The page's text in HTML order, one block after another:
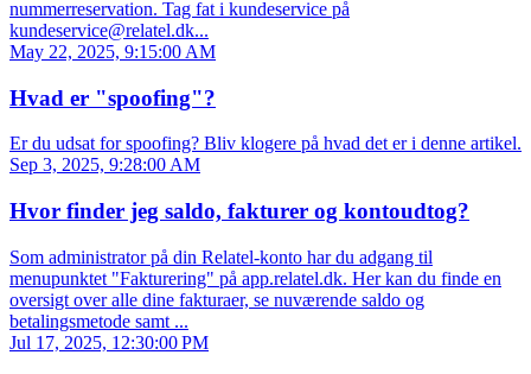
nummerreservation. Tag fat i kundeservice på
kundeservice@relatel.dk...
May 22, 2025, 9:15:00 AM
Hvad er "spoofing"?
Er du udsat for spoofing? Bliv klogere på hvad det er i denne artikel.
Sep 3, 2025, 9:28:00 AM
Hvor finder jeg saldo, fakturer og kontoudtog?
Som administrator på din Relatel-konto har du adgang til
menupunktet "Fakturering" på app.relatel.dk. Her kan du finde en
oversigt over alle dine fakturaer, se nuværende saldo og
betalingsmetode samt ...
Jul 17, 2025, 12:30:00 PM